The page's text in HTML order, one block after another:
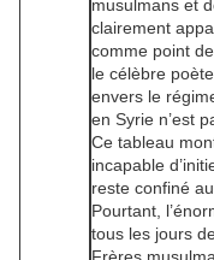
musulmans et
clairement
comme point
le célèbre
envers le
en Syrie n’est
Ce tableau
incapable
reste confiné
Pourtant,
tous les jours